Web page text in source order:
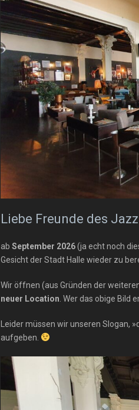
Liebe Freunde des
ab September 2026(ja echt noch
Gesicht der Stadt Halle wieder zu
Wir öffnen (aus Gründen der
neuer Location . Wer das obige Bild
Leider müssen wir unseren Slogan,
aufgeben.